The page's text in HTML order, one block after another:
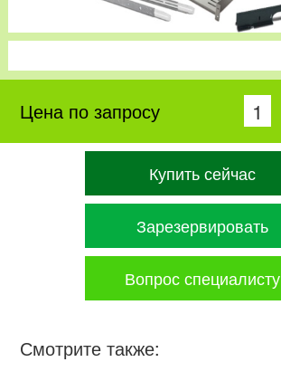
Цена по запросу
Купить сейчас
Зарезервировать
Вопрос специалисту
Смотрите также: